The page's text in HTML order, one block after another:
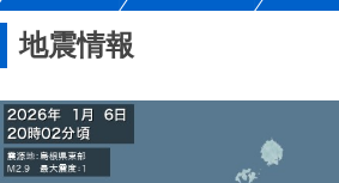
地震情報